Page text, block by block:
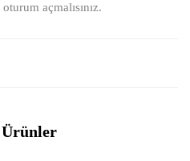
oturum açmalısınız.